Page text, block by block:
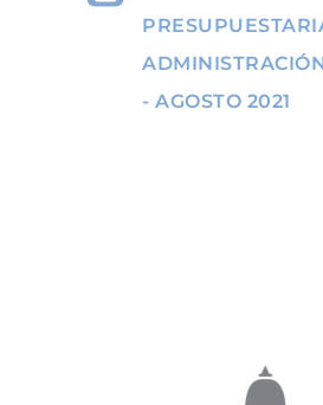
- AGOSTO 2021